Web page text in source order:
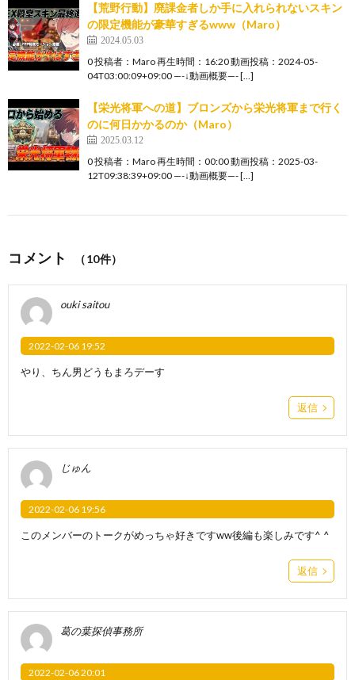
【荒野行動】廃課金者しか手に入れられないスキン
の限定機能が豪華すぎるwww（Maro）
2024.05.03
0 投稿者：Maro 再生時間：16:20 動画投稿：2024-05-
04T03:00:09+09:00 —-↓動画概要—- […]
【栄光将軍への道】ブロンズから栄光将軍まで行く
のに何日かかるのか（Maro）
2025.03.12
0 投稿者：Maro 再生時間：00:00 動画投稿：2025-03-
12T09:38:39+09:00 —-↓動画概要—- […]
コメント （10件）
ouki saitou
2022-02-06 19:52
やり、ちん男どうもまろデーす
返信
じゅん
2022-02-06 19:56
このメンバーのトークがめっちゃ好きですww後編も楽しみです^ ^
返信
葛の葉探偵事務所
2022-02-06 20:01